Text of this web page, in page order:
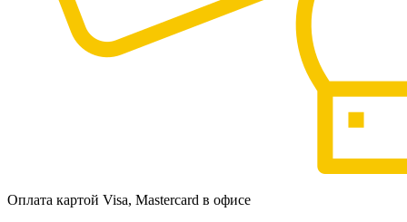
Оплата картой Visa, Mastercard в офисе